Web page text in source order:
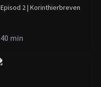
Episod 2 | Korinthierbreven
40 min